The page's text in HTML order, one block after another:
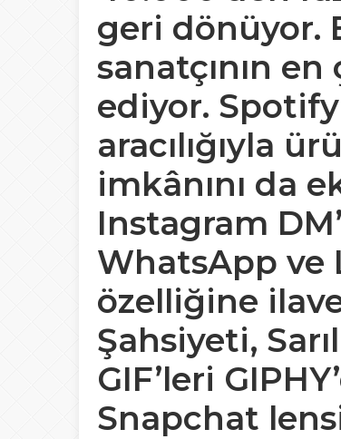
geri dönüyor.
sanatçının
ediyor.
aracılığıyla
imkânını da
Instagram
WhatsApp ve
özelliğine
Şahsiyeti,
GIF’leri
Snapchat